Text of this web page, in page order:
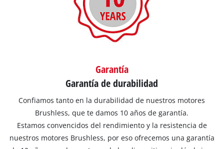
Garantía
Garantía de durabilidad
Confiamos tanto en la durabilidad de nuestros motores
Brushless, que te damos 10 años de garantía.
Estamos convencidos del rendimiento y la resistencia de
nuestros motores Brushless, por eso ofrecemos una garantía